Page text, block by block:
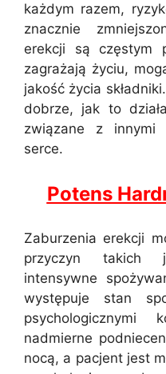
każdym razem,
znacznie
erekcji są częstym
zagrażają życiu,
jakość życia
dobrze, jak to
związane z innymi
serce.
Potens
Zaburzenia erekcji
przyczyn takich
intensywne
występuje stan
psychologicznymi
nadmierne
nocą, a pacjent jest